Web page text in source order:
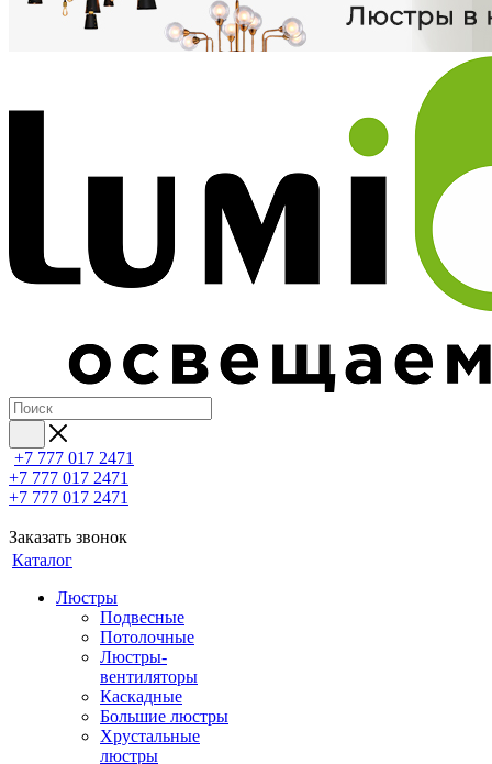
+7 777 017 2471
+7 777 017 2471
+7 777 017 2471
Заказать звонок
Каталог
Люстры
Подвесные
Потолочные
Люстры-
вентиляторы
Каскадные
Большие люстры
Хрустальные
люстры